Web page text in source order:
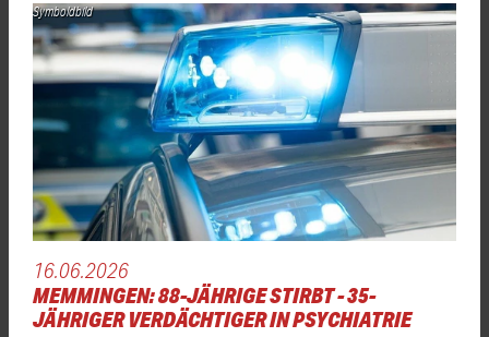
Symboldbild
16.06.2026
MEMMINGEN: 88-JÄHRIGE STIRBT - 35-
JÄHRIGER VERDÄCHTIGER IN PSYCHIATRIE